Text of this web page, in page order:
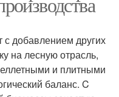
с добавлением других
на лесную отрасль,
и плитными
баланс. C